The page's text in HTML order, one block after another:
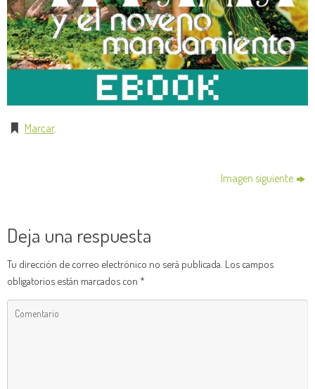
Marcar.
Imagen siguiente
Deja una respuesta
Tu dirección de correo electrónico no será publicada. Los campos
obligatorios están marcados con *